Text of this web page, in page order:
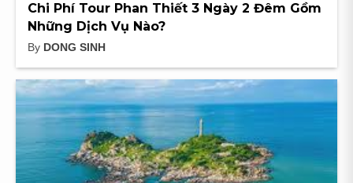
Chi Phí Tour Phan Thiết 3 Ngày 2 Đêm Gồm
Những Dịch Vụ Nào?
By DONG SINH